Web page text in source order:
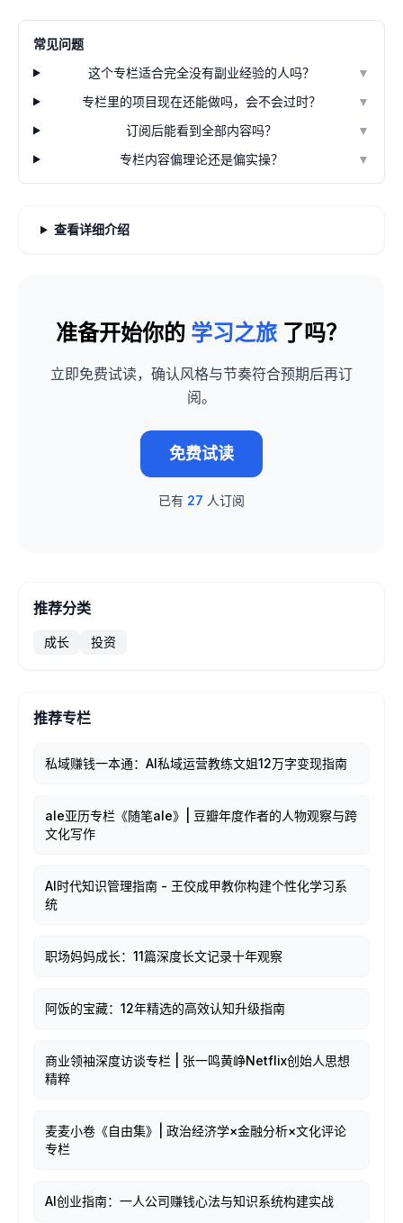
常见问题
这个专栏适合完全没有副业经验的人吗？
▼
专栏里的项目现在还能做吗，会不会过时？
▼
订阅后能看到全部内容吗？
▼
专栏内容偏理论还是偏实操？
▼
查看详细介绍
准备开始你的 学习之旅 了吗？
立即免费试读，确认风格与节奏符合预期后再订
阅。
免费试读
已有 27 人订阅
推荐分类
成长 投资
推荐专栏
私域赚钱一本通：AI私域运营教练文姐12万字变现指南
ale亚历专栏《随笔ale》| 豆瓣年度作者的人物观察与跨
文化写作
AI时代知识管理指南 - 王佼成甲教你构建个性化学习系
统
职场妈妈成长：11篇深度长文记录十年观察
阿饭的宝藏：12年精选的高效认知升级指南
商业领袖深度访谈专栏 | 张一鸣黄峥Netflix创始人思想
精粹
麦麦小卷《自由集》| 政治经济学×金融分析×文化评论
专栏
AI创业指南：一人公司赚钱心法与知识系统构建实战